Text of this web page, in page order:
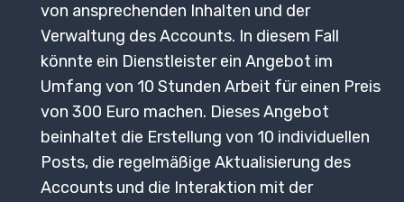
von ansprechenden Inhalten und der
Verwaltung des Accounts. In diesem Fall
könnte ein Dienstleister ein Angebot im
Umfang von 10 Stunden Arbeit für einen Preis
von 300 Euro machen. Dieses Angebot
beinhaltet die Erstellung von 10 individuellen
Posts, die regelmäßige Aktualisierung des
Accounts und die Interaktion mit der